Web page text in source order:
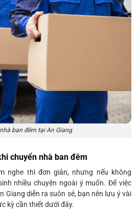
ban đêm tại An Giang
chuyển nhà ban đêm
nghe thì đơn giản, nhưng nếu không
nhiều chuyện ngoài ý muốn. Để việc
Giang diễn ra suôn sẻ, bạn nên lưu ý vài
kỳ cần thiết dưới đây.